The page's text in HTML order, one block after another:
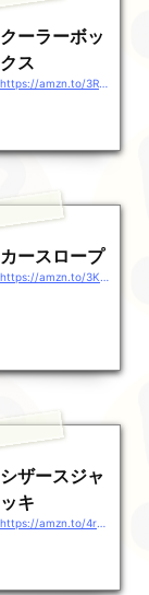
クーラーボッ
クス
カースロープ
シザースジャ
ッキ